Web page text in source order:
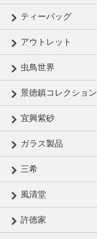
ティーバッグ
アウトレット
虫鳥世界
景徳鎮コレクション
宜興紫砂
ガラス製品
三希
風清堂
許徳家